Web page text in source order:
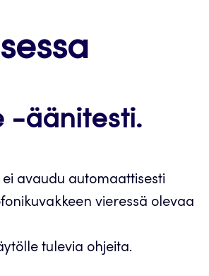
-äänitesti.
avaudu automaattisesti
vieressä olevaa
tulevia ohjeita.